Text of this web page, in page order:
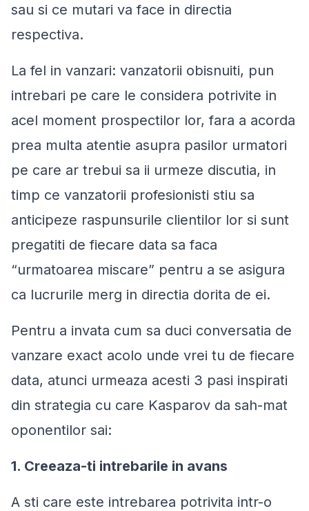
sau si ce mutari va face in directia
respectiva.
La fel in vanzari: vanzatorii obisnuiti, pun
intrebari pe care le considera potrivite in
acel moment prospectilor lor, fara a acorda
prea multa atentie asupra pasilor urmatori
pe care ar trebui sa ii urmeze discutia, in
timp ce vanzatorii profesionisti stiu sa
anticipeze raspunsurile clientilor lor si sunt
pregatiti de fiecare data sa faca
“urmatoarea miscare” pentru a se asigura
ca lucrurile merg in directia dorita de ei.
Pentru a invata cum sa duci conversatia de
vanzare exact acolo unde vrei tu de fiecare
data, atunci urmeaza acesti 3 pasi inspirati
din strategia cu care Kasparov da sah-mat
oponentilor sai:
1. Creeaza-ti intrebarile in avans
A sti care este intrebarea potrivita intr-o